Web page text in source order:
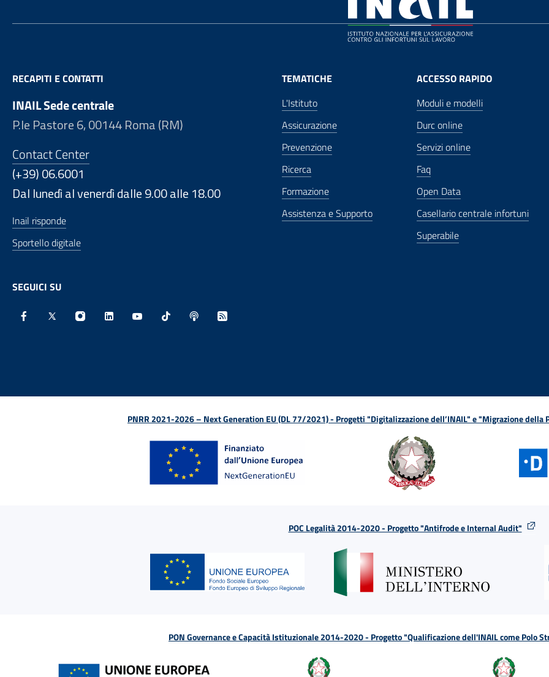
RECAPITI E CONTATTI
INAIL Sede centrale
P.le Pastore 6, 00144 Roma (RM)
Contact Center
(+39) 06.6001
Dal lunedì al venerdì dalle 9.00 alle 18.00
Inail risponde
Sportello digitale
SEGUICI SU
TEMATICHE
L'Istituto
Assicurazione
Prevenzione
Ricerca
Formazione
Assistenza e Supporto
ACCESSO RAPIDO
Moduli e modelli
Durc online
Servizi online
Faq
Open Data
Casellario centrale infortuni
Superabile
PNRR 2021-2026 – Next Generation EU (DL 77/2021) - Progetti "Digitalizzazione dell’INAIL" e "Migrazione della
POC Legalità 2014-2020 - Progetto "Antifrode e Internal Audit"
PON Governance e Capacità Istituzionale 2014-2020 - Progetto "Qualificazione dell'INAIL come Polo